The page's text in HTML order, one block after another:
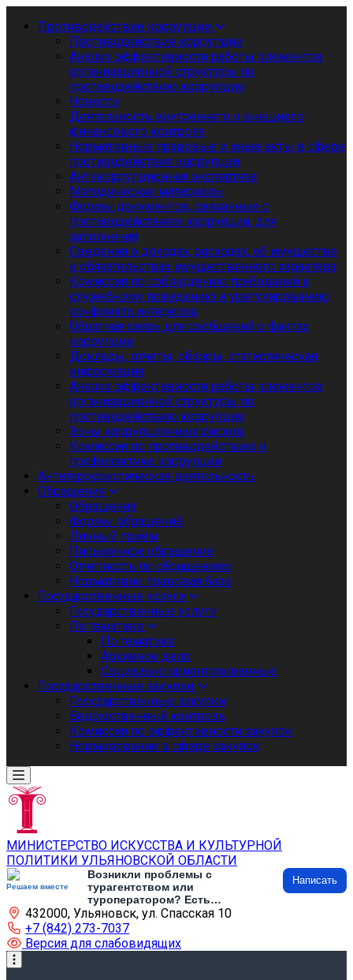
Противодействие коррупции
Противодействие коррупции
Анализ эффективности работы элементов
организационной структуры по
противодействию коррупции
Новости
Деятельность внутреннего и внешнего
финансового контроля
Нормативные правовые и иные акты в сфере
противодействия коррупции
Антикоррупционная экспертиза
Методические материалы
Формы документов, связанные с
противодействием коррупции, для
заполнения
Сведения о доходах, расходах, об имуществе
и обязательствах имущественного характера
Комиссия по соблюдению требований к
служебному поведению и урегулированию
конфликта интересов
Обратная связь для сообщений о фактах
коррупции
Доклады, отчеты, обзоры, статистическая
информация
Анализ эффективности работы элементов
организационной структуры по
противодействию коррупции
Зоны коррупционных рисков
Комиссия по противодействию и
профилактике коррупции
Антитеррористическая деятельность
Обращения
Обращения
Формы обращений
Личный приём
Письменное обращение
Отчетность по обращениям
Нормативно правовая база
Государственные услуги
Государственные услуги
По тематике
По тематике
Архивное дело
Социально ориентированные
Государственные закупки
Государственные закупки
Ведомственный контроль
Комиссия по эффективности закупок
Нормирование в сфере закупок
МИНИСТЕРСТВО ИСКУССТВА И КУЛЬТУРНОЙ
ПОЛИТИКИ УЛЬЯНОВСКОЙ ОБЛАСТИ
Решаем вместе
Возникли проблемы с
турагентством или
туроператором? Есть
предложения по развитию
туризма и туристической
инфраструктуры? Напишите об
этом
Написать
432000, Ульяновск, ул. Спасская 10
+7 (842) 273-7037
Версия для слабовидящих